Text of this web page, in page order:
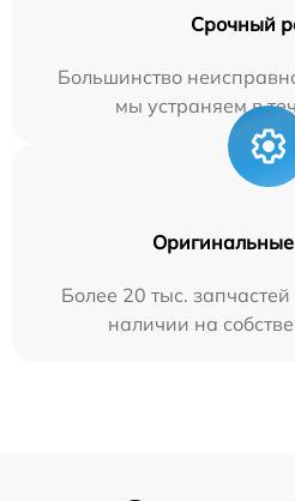
Срочный
Большинство
мы устраняем в
Оригинальные
Более 20 тыс.
наличии на